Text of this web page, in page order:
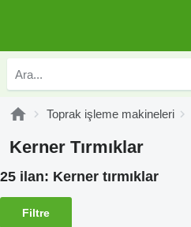
Toprak işleme makineleri
Kerner Tırmıklar
25 ilan: Kerner tırmıklar
Filtre